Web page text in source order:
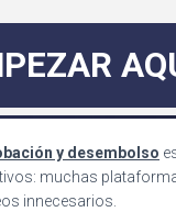
y desembolso
muchas
innecesarios.